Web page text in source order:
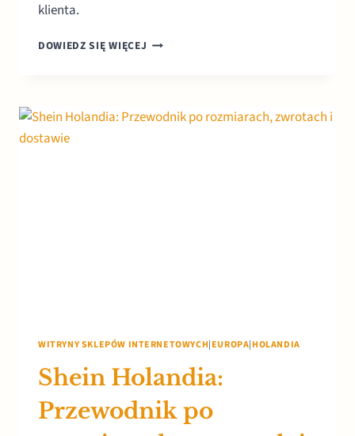
klienta.
DOWIEDZ SIĘ WIĘCEJ DROPSHIPPING
PRZEWODNIK
(EDYCJA
WITRYNY SKLEPÓW INTERNETOWYCH|EUROPA|HOLANDIA
Shein Holandia:
Przewodnik po